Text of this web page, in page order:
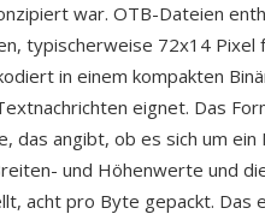
war. OTB-Dateien
typischerweise 72x14
in einem kompakten
eignet. Das
das angibt, ob es sich um
und Höhenwerte und
acht pro Byte gepackt.